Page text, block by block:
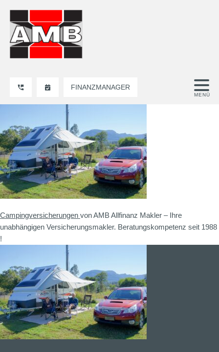
FINANZMANAGER
Campingversicherungen von AMB Allfinanz Makler – Ihre
unabhängigen Versicherungsmakler. Beratungskompetenz seit 1988
!